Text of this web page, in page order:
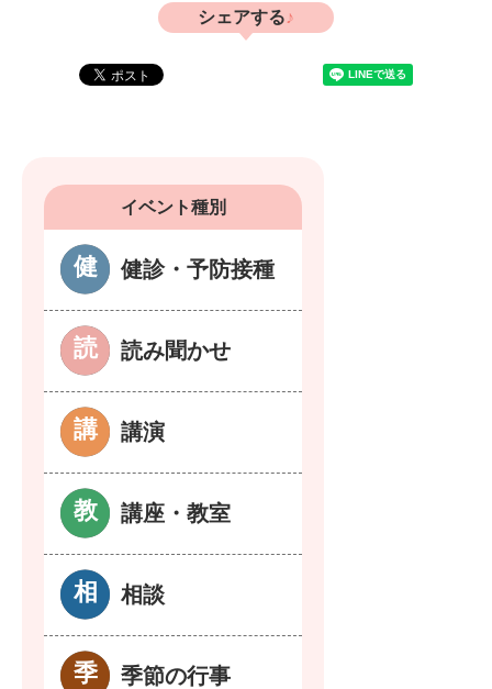
シェアする
イベント種別
健診・予防接種
読み聞かせ
講演
講座・教室
相談
季節の行事